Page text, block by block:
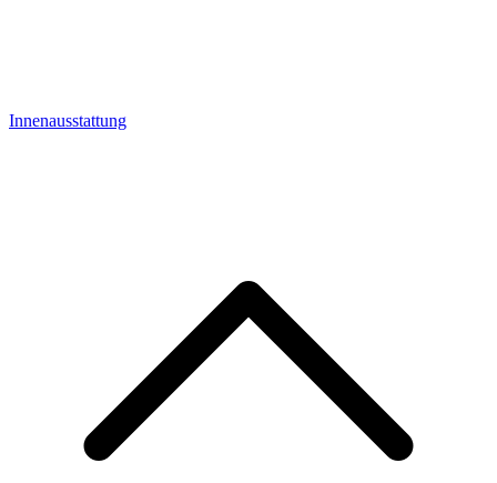
Innenausstattung